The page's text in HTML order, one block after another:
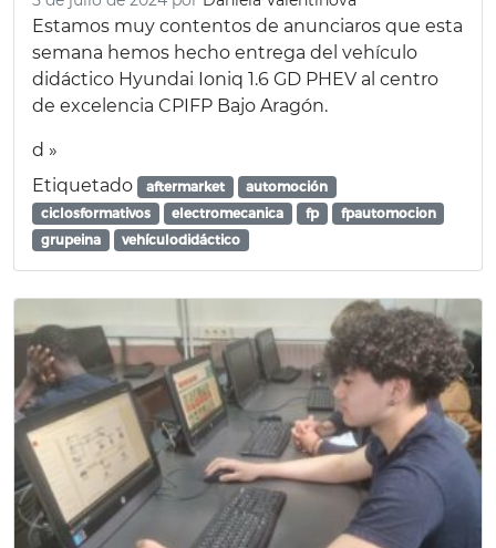
Estamos muy contentos de anunciaros que esta
semana hemos hecho entrega del vehículo
didáctico Hyundai Ioniq 1.6 GD PHEV al centro
de excelencia CPIFP Bajo Aragón.
d »
Etiquetado
aftermarket
automoción
ciclosformativos
electromecanica fp
fpautomocion
grupeina
vehículodidáctico